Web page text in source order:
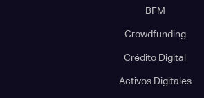
BFM
Crowdfunding
Crédito Digital
Activos Digitales